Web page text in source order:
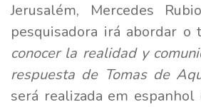
Jerusalém, Mercedes
pesquisadora irá abordar o
conocer la realidad y
respuesta de Tomas de
será realizada em